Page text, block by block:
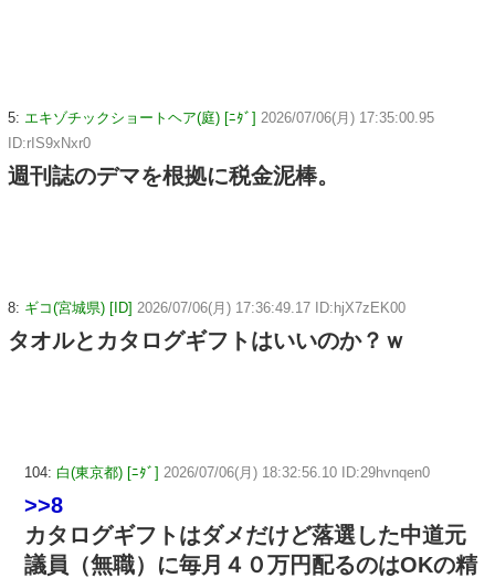
5: エキゾチックショートヘア(庭) [ﾆﾀﾞ] 2026/07/06(月) 17:35:00.95
ID:rIS9xNxr0
週刊誌のデマを根拠に税金泥棒。
8: ギコ(宮城県) [ID] 2026/07/06(月) 17:36:49.17 ID:hjX7zEK00
タオルとカタログギフトはいいのか？ｗ
104: 白(東京都) [ﾆﾀﾞ] 2026/07/06(月) 18:32:56.10 ID:29hvnqen0
>>8
カタログギフトはダメだけど落選した中道元
議員（無職）に毎月４０万円配るのはOKの精